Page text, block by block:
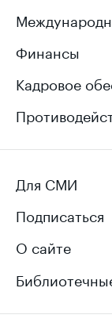
Финансы
Кадровое
Для СМИ
Подписаться
О сайте